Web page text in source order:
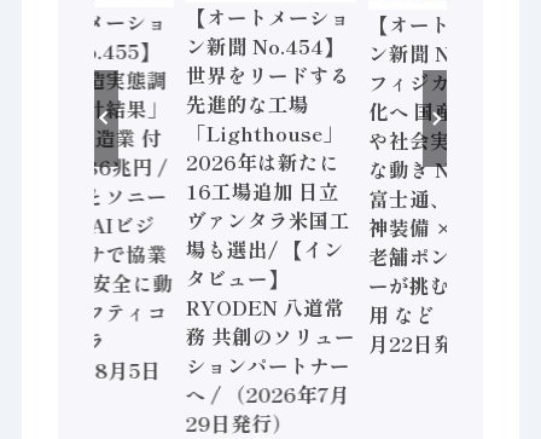
【オートメーショ
ン新聞 No.455】
「経済構造実態調
査二次集計結果」
2024年製造業 付
加価値額86兆円 /
三菱電機とソニー
セミコン AIビジ
ョンセンサで協業
/ IDEC、安全に動
かすセーフティコ
ントローラ
（2026年8月5日
【オートメーショ
ン新聞 No.454】
世界をリードする
先進的な工場
「Lighthouse」
2026年は新たに
16工場追加 日立
ヴァンタラ米国工
場も選出/ 【イン
タビュー】
RYODEN 八道常
務 共創のソリュー
ションパートナー
へ / （2026年7月
29日発行）
【オートメーショ
ン新聞 No.453】
フィジカルAI本格
化へ 国産AI開発
や社会実装に活発
な動き Noetra、
富士通、日立 / 兵
神装備 × HMS、
老舗ポンプメーカ
ーが挑むデータ活
用 など（2026年7
月22日発行）